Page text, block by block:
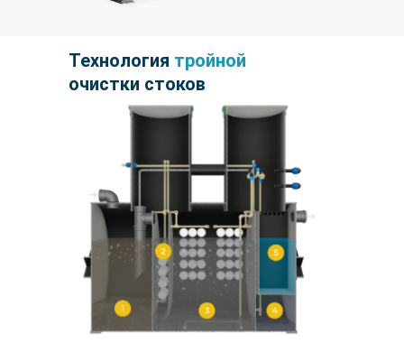
Технология тройной
очистки стоков